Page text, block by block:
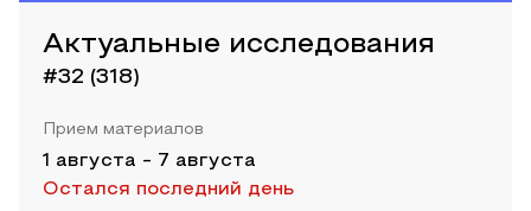
Актуальные исследования
#32 (318)
Прием материалов
1 августа - 7 августа
Остался последний день